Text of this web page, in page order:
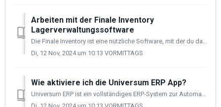
Arbeiten mit der Finale Inventory
Lagerverwaltungssoftware
Die Finale Inventory ist eine nützliche Software, mit der du das Inventar, die Produktmengen, die Verkaufszahlen im In- und Ausland für dein Unternehmen verw...
Di, 12 Nov, 2024 um 10:13 VORMITTAGS
Wie aktiviere ich die Universum ERP App?
Universum ERP ist ein vollständiges ERP-System zur Automatisierung aller deiner Geschäftsprozesse entsprechend den Besonderheiten deiner Tätigkeit und deine...